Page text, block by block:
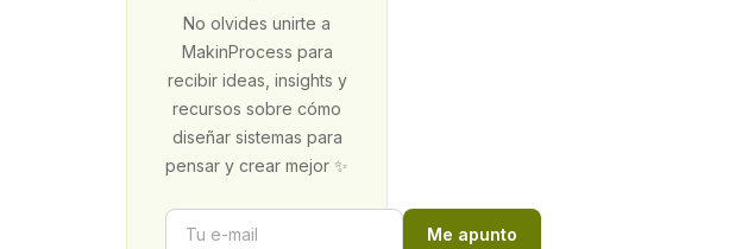
No olvides unirte a
MakinProcess para
recibir ideas, insights y
recursos sobre cómo
diseñar sistemas para
pensar y crear mejor ✨
Me apunto